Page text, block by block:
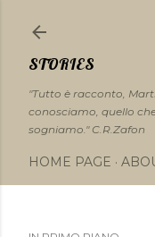
STORIES
"Tutto è racconto,
conosciamo, quello
sogniamo." C.R.Zafon
HOME PAGE